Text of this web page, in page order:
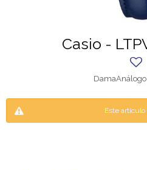
Casio -
Este artículo